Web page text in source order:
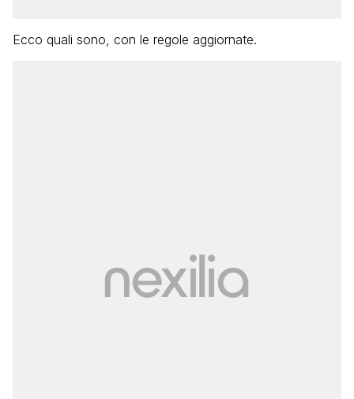
Ecco quali sono, con le regole aggiornate.